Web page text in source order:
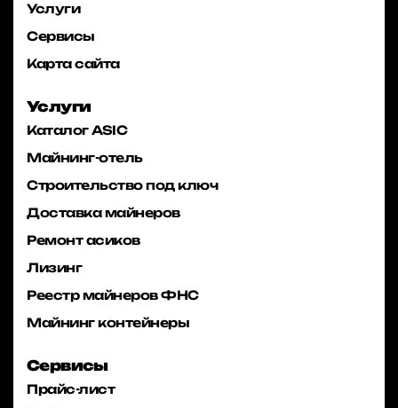
Услуги
Сервисы
Карта сайта
Услуги
Каталог ASIC
Майнинг-отель
Строительство под ключ
Доставка майнеров
Ремонт асиков
Лизинг
Реестр майнеров ФНС
Майнинг контейнеры
Сервисы
Прайс-лист